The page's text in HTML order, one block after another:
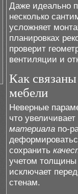
Даже идеально
несколько
усложняет
планировках
проверит
вентиляции и
Как
мебели
Неверные
что
материала по-
сохранить
учетом толщины
исключает
стенам.